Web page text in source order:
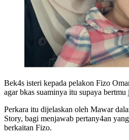
Bek4s isteri kepada pelakon Fizo
agar bkas suaminya itu supaya
Perkara itu dijelaskan oleh Mawar
Story, bagi menjawab pertany4an
berkaitan Fizo.